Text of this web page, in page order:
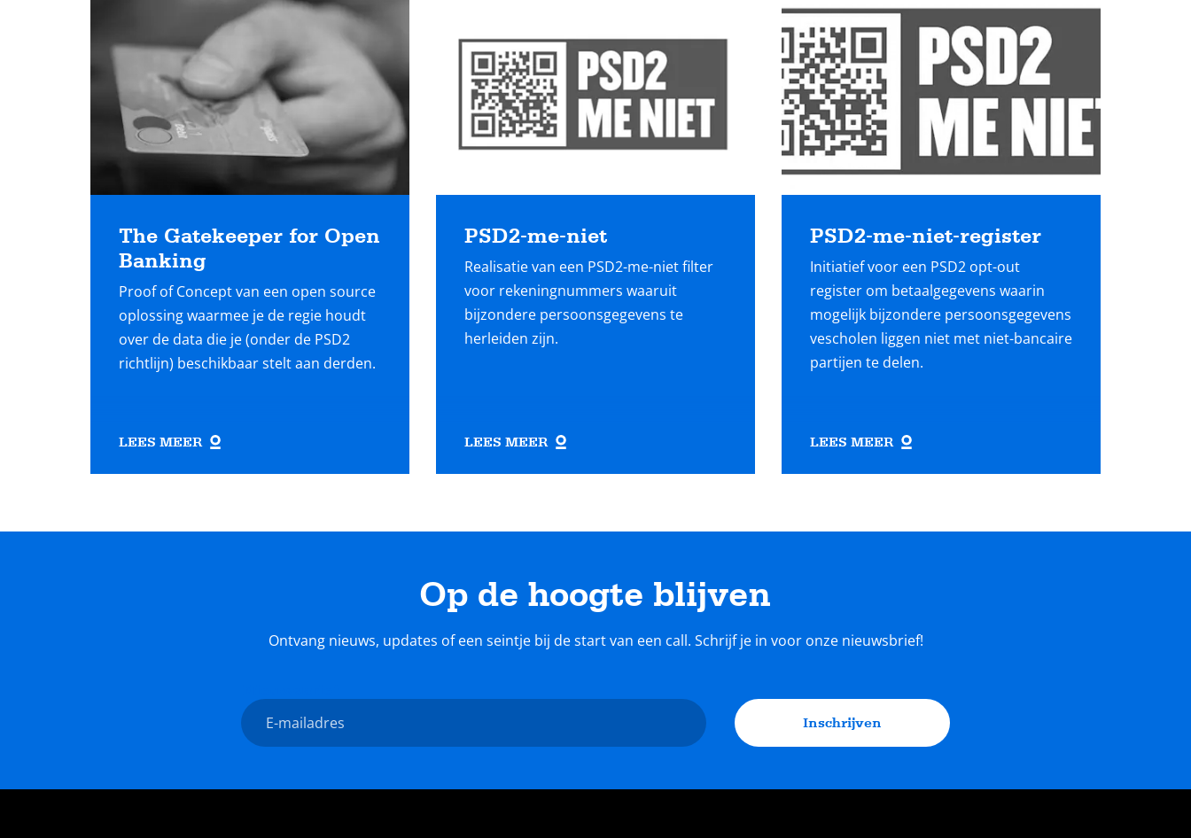
The Gatekeeper for Open
Banking
Proof of Concept van een open source
oplossing waarmee je de regie houdt
over de data die je (onder de PSD2
richtlijn) beschikbaar stelt aan derden.
LEES MEER
PSD2-me-niet
Realisatie van een PSD2-me-niet filter
voor rekeningnummers waaruit
bijzondere persoonsgegevens te
herleiden zijn.
LEES MEER
PSD2-me-niet-register
Initiatief voor een PSD2 opt-out
register om betaalgegevens waarin
mogelijk bijzondere persoonsgegevens
vescholen liggen niet met niet-bancaire
partijen te delen.
LEES MEER
meer
Op de hoogte blijven
Ontvang nieuws, updates of een seintje bij de start van een call. Schrijf je in voor onze nieuwsbrief!
E-
mailadres
Inschrijven